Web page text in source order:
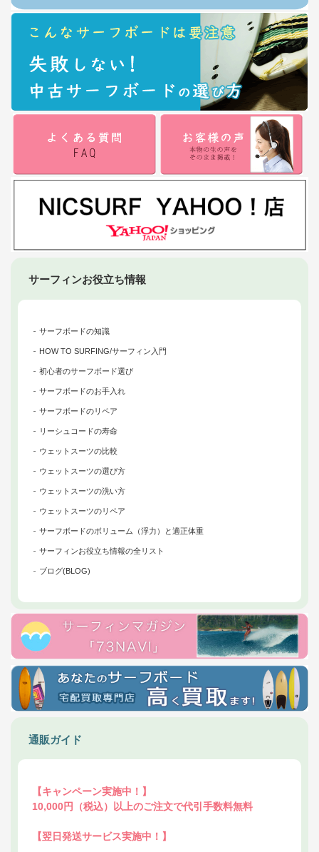
サーフィンお役立ち情報
サーフボードの知識
HOW TO SURFING/サーフィン入門
初心者のサーフボード選び
サーフボードのお手入れ
サーフボードのリペア
リーシュコードの寿命
ウェットスーツの比較
ウェットスーツの選び方
ウェットスーツの洗い方
ウェットスーツのリペア
サーフボードのボリューム（浮力）と適正体重
サーフィンお役立ち情報の全リスト
ブログ(BLOG)
通販ガイド
【キャンペーン実施中！】
10,000円（税込）以上のご注文で代引手数料無料
【翌日発送サービス実施中！】